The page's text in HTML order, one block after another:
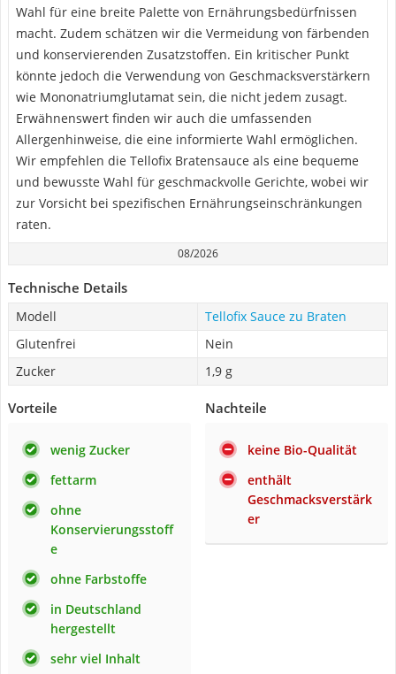
Wahl für eine breite Palette von Ernährungsbedürfnissen
macht. Zudem schätzen wir die Vermeidung von färbenden
und konservierenden Zusatzstoffen. Ein kritischer Punkt
könnte jedoch die Verwendung von Geschmacksverstärkern
wie Mononatriumglutamat sein, die nicht jedem zusagt.
Erwähnenswert finden wir auch die umfassenden
Allergenhinweise, die eine informierte Wahl ermöglichen.
Wir empfehlen die Tellofix Bratensauce als eine bequeme
und bewusste Wahl für geschmackvolle Gerichte, wobei wir
zur Vorsicht bei spezifischen Ernährungseinschränkungen
raten.
08/2026
Technische Details
Modell
Tellofix Sauce zu Braten
Glutenfrei
Nein
Zucker
1,9 g
Vorteile
wenig Zucker
fettarm
ohne
Konservierungsstoff
e
ohne Farbstoffe
in Deutschland
hergestellt
sehr viel Inhalt
Nachteile
keine Bio-Qualität
enthält
Geschmacksverstärk
er